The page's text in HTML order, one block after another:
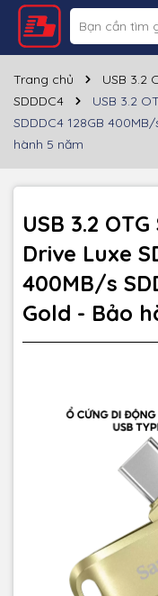
Trang chủ
USB 3.2
SDDDC4
USB 3.2
SDDDC4 128GB
hành 5 năm
USB 3.2
Drive Luxe
400MB/s
Gold - Bảo
Thông số kỹ
Thương hiệu
Cổng giao tiếp
Tốc độ đọc
Tốc độ ghi
Chất liệu
Màu sắc
Bảo hành